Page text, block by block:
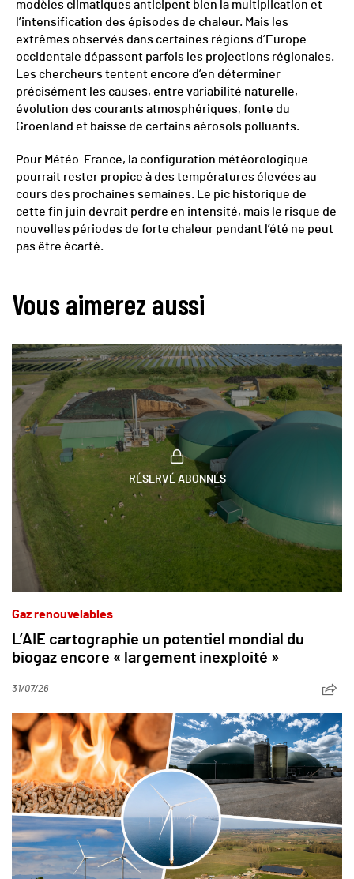
modèles climatiques anticipent bien la multiplication et
l’intensification des épisodes de chaleur. Mais les
extrêmes observés dans certaines régions d’Europe
occidentale dépassent parfois les projections régionales.
Les chercheurs tentent encore d’en déterminer
précisément les causes, entre variabilité naturelle,
évolution des courants atmosphériques, fonte du
Groenland et baisse de certains aérosols polluants.
Pour Météo-France, la configuration météorologique
pourrait rester propice à des températures élevées au
cours des prochaines semaines. Le pic historique de
cette fin juin devrait perdre en intensité, mais le risque de
nouvelles périodes de forte chaleur pendant l’été ne peut
pas être écarté.
Vous aimerez aussi
RÉSERVÉ ABONNÉS
Gaz renouvelables
L’AIE cartographie un potentiel mondial du
biogaz encore « largement inexploité »
31/07/26